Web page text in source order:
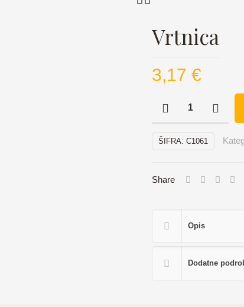
Vrtnica
3,17 €
ŠIFRA: C1061
Share
Opis
Dodatne